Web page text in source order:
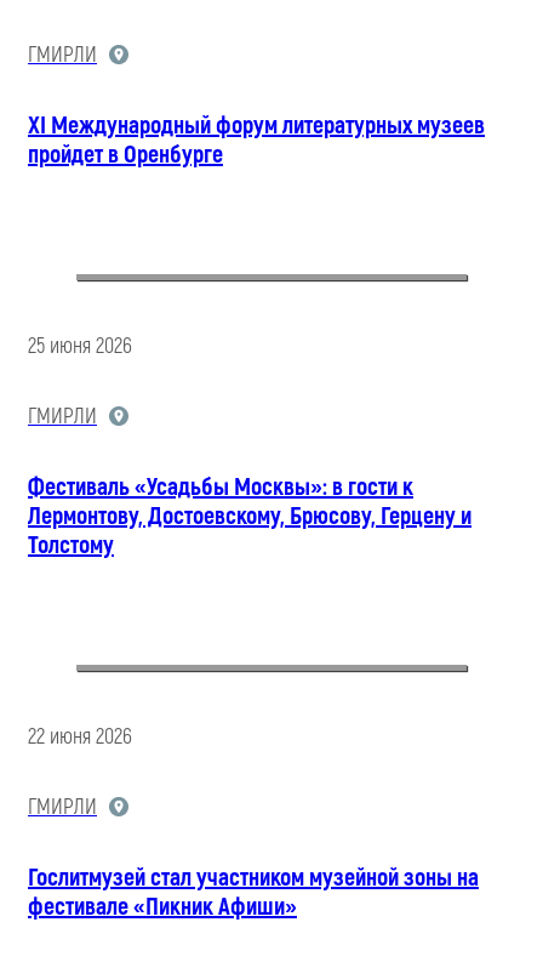
ГМИРЛИ
XI Международный форум литературных музеев
пройдет в Оренбурге
25 июня 2026
ГМИРЛИ
Фестиваль «Усадьбы Москвы»: в гости к
Лермонтову, Достоевскому, Брюсову, Герцену и
Толстому
22 июня 2026
ГМИРЛИ
Гослитмузей стал участником музейной зоны на
фестивале «Пикник Афиши»